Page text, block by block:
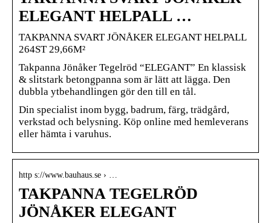
ELEGANT HELPALL …
TAKPANNA SVART JÖNÅKER ELEGANT HELPALL
264ST 29,66M²
Takpanna Jönåker Tegelröd “ELEGANT” En klassisk
& slitstark betongpanna som är lätt att lägga. Den
dubbla ytbehandlingen gör den till en tål.
Din specialist inom bygg, badrum, färg, trädgård,
verkstad och belysning. Köp online med hemleverans
eller hämta i varuhus.
http s://www.bauhaus.se › …
TAKPANNA TEGELRÖD
JÖNÅKER ELEGANT